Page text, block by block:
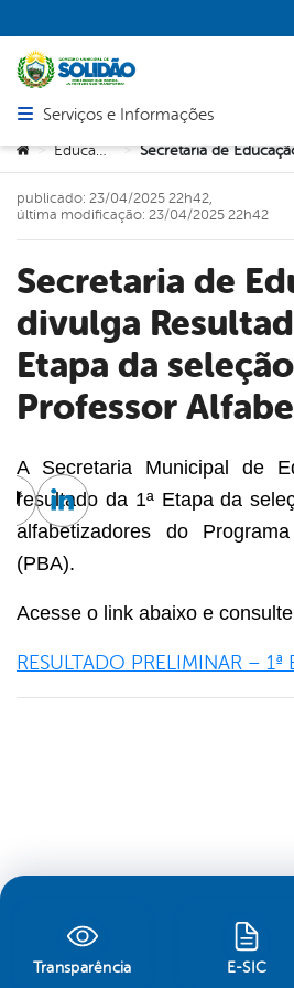
Abrir menu principal de navegação
Serviços e Informações
Você está aqui:
> Educação >
Secretaria de Educação
divulga
Etapa da
Professor
publicado: 23/04/2025 22h42,
última modificação: 23/04/2025 22h42
A Secretaria Municipal de
resultado da 1ª Etapa da
alfabetizadores do
(PBA).
Acesse o link abaixo e
RESULTADO PRELIMINAR – 1ª
Twitter
Linkedin
Transparência E-SIC